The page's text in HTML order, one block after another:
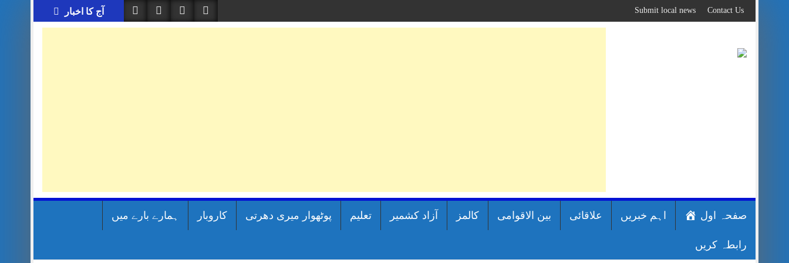
to
content
آج کا اخبار Contact Us
Submit local news
صفحہ اول اہم خبریں علاقائی بین الاقوامی کالمز آزاد کشمیر تعلیم پوٹھوار میری دھرتی کاروبار ہمارے بارے میں
رابطہ کریں